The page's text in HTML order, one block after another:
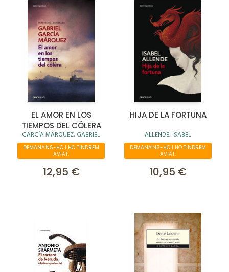
EL AMOR EN LOS
TIEMPOS DEL CÓLERA
GARCÍA MÁRQUEZ, GABRIEL
DEMANA'NS-HO I HO TINDREM
AVIAT.
12,95 €
HIJA DE LA FORTUNA
ALLENDE, ISABEL
DEMANA'NS-HO I HO TINDREM
AVIAT.
10,95 €